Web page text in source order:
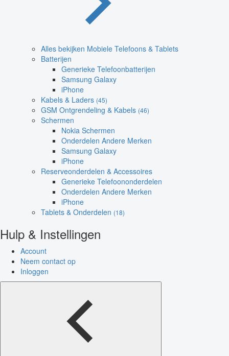
Alles bekijken Mobiele Telefoons & Tablets
Batterijen
Generieke Telefoonbatterijen
Samsung Galaxy
iPhone
Kabels & Laders (45)
GSM Ontgrendeling & Kabels (46)
Schermen
Nokia Schermen
Onderdelen Andere Merken
Samsung Galaxy
iPhone
Reserveonderdelen & Accessoires
Generieke Telefoononderdelen
Onderdelen Andere Merken
iPhone
Tablets & Onderdelen (18)
Hulp & Instellingen
Account
Neem contact op
Inloggen